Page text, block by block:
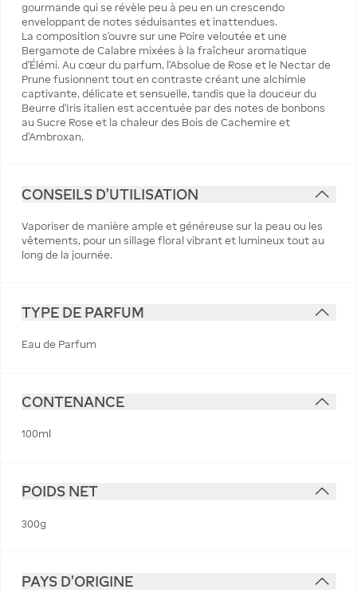
gourmande qui se révèle peu à peu en un crescendo
enveloppant de notes séduisantes et inattendues.
La composition s’ouvre sur une Poire veloutée et une
Bergamote de Calabre mixées à la fraîcheur aromatique
d’Élémi. Au cœur du parfum, l’Absolue de Rose et le Nectar de
Prune fusionnent tout en contraste créant une alchimie
captivante, délicate et sensuelle, tandis que la douceur du
Beurre d’Iris italien est accentuée par des notes de bonbons
au Sucre Rose et la chaleur des Bois de Cachemire et
d’Ambroxan.
CONSEILS D'UTILISATION
Vaporiser de manière ample et généreuse sur la peau ou les
vêtements, pour un sillage floral vibrant et lumineux tout au
long de la journée.
TYPE DE PARFUM
Eau de Parfum
CONTENANCE
100ml
POIDS NET
300g
PAYS D'ORIGINE